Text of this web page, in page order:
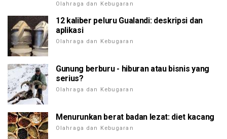
Olahraga dan Kebugaran
12 kaliber peluru Gualandi: deskripsi dan
aplikasi
Olahraga dan Kebugaran
Gunung berburu - hiburan atau bisnis yang
serius?
Olahraga dan Kebugaran
Menurunkan berat badan lezat: diet kacang
Olahraga dan Kebugaran